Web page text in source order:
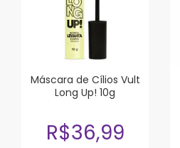
Máscara de Cílios Vult
Long Up! 10g
R$36,99